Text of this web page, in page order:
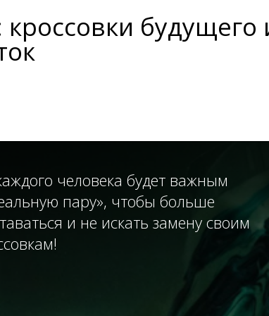
будущего
человека будет важным
пару», чтобы больше
и не искать замену своим